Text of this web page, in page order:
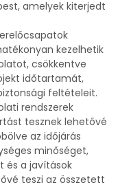
amelyek kiterjedt
kezelhetik
csökkentve
időtartamát,
feltételeit.
rendszerek
tesznek lehetővé
az időjárás
minőséget,
és a javítások
teszi az összetett